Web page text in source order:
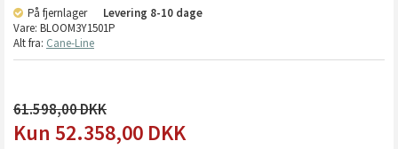
På fjernlager Levering 8-10 dage
Vare: BLOOM3Y1501P
Alt fra: Cane-Line
61.598,00
52.358,00 DKK